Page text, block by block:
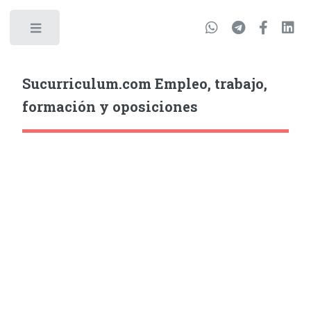
Sucurriculum.com Empleo, trabajo,
formación y oposiciones